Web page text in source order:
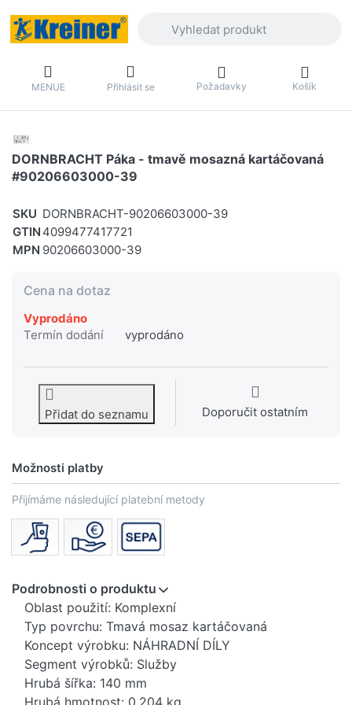
MENUE Přihlásit se Požadavky Košík
DORNBRACHT Páka - tmavě mosazná kartáčovaná
#90206603000-39
SKU DORNBRACHT-90206603000-39
GTIN 4099477417721
MPN 90206603000-39
Cena na dotaz
Vyprodáno
Termín dodání
vyprodáno
Přidat do seznamu Doporučit ostatním
Možnosti platby
Přijímáme následující platební metody
Podrobnosti o produktu
Oblast použití: Komplexní
Typ povrchu: Tmavá mosaz kartáčovaná
Koncept výrobku: NÁHRADNÍ DÍLY
Segment výrobků: Služby
Hrubá šířka: 140 mm
Hrubá hmotnost: 0,204 kg